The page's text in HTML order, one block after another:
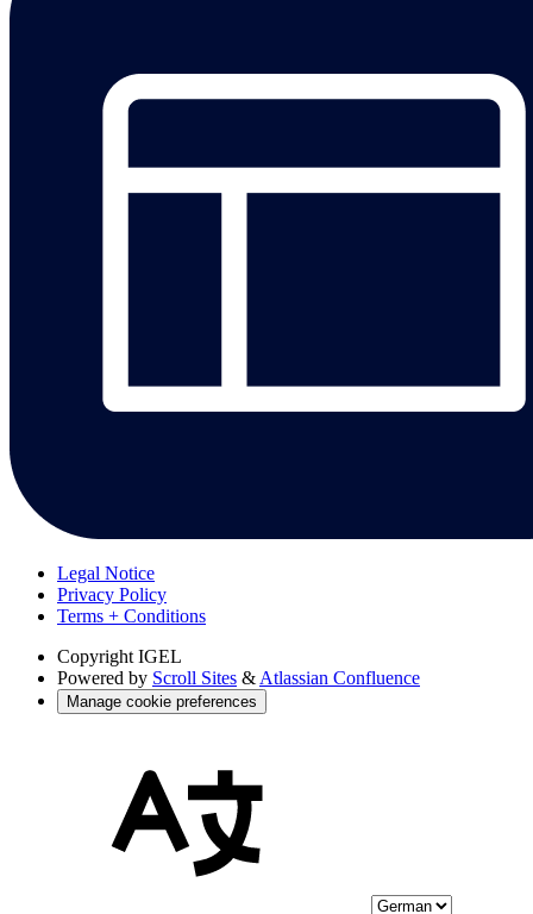
Legal Notice
Privacy Policy
Terms + Conditions
Copyright IGEL
Powered by Scroll Sites & Atlassian Confluence
Manage cookie preferences